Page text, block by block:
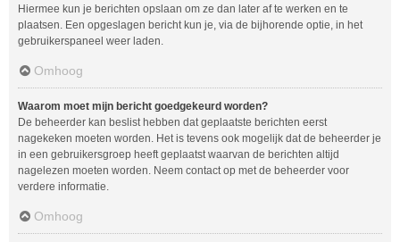
Hiermee kun je berichten opslaan om ze dan later af te werken en te
plaatsen. Een opgeslagen bericht kun je, via de bijhorende optie, in het
gebruikerspaneel weer laden.
Omhoog
Waarom moet mijn bericht goedgekeurd worden?
De beheerder kan beslist hebben dat geplaatste berichten eerst
nagekeken moeten worden. Het is tevens ook mogelijk dat de beheerder je
in een gebruikersgroep heeft geplaatst waarvan de berichten altijd
nagelezen moeten worden. Neem contact op met de beheerder voor
verdere informatie.
Omhoog